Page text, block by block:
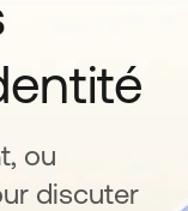
ou
discuter